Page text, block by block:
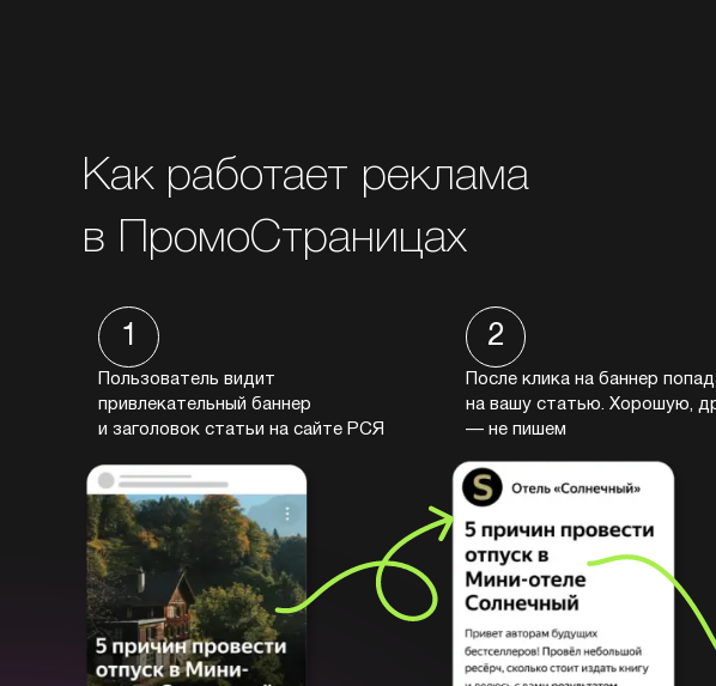
Как работает реклама
в ПромоСтраницах
1
Пользователь видит
привлекательный баннер
и заголовок статьи на сайте РСЯ
2
После клика на баннер
на вашу статью. Хорошую,
— не пишем